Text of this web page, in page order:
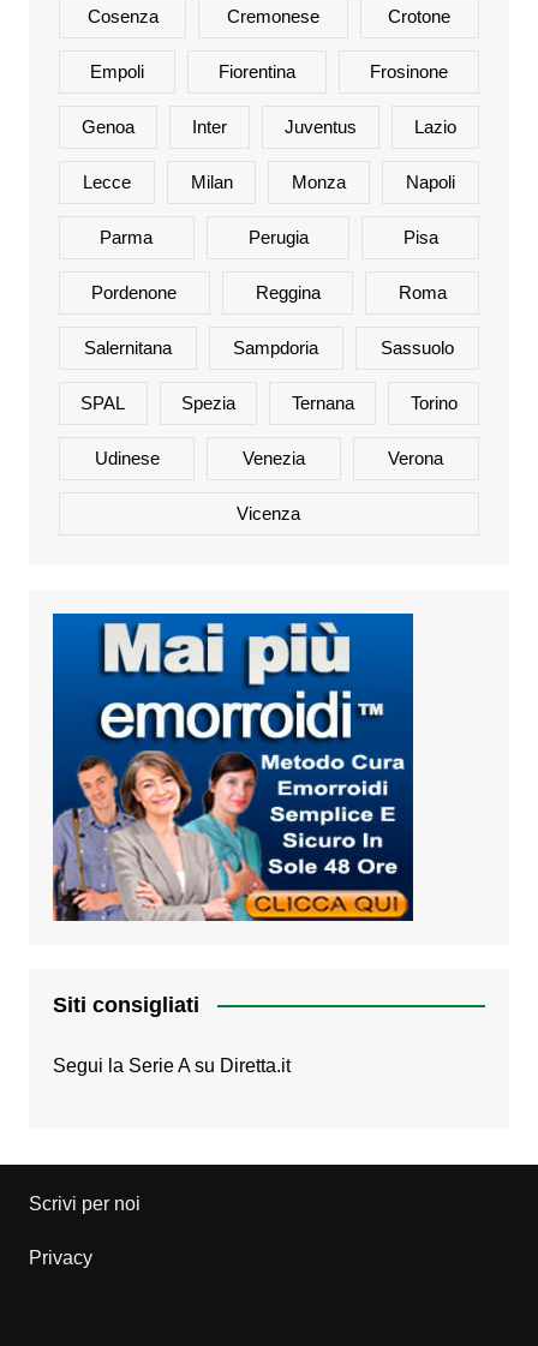
Cosenza Cremonese Crotone
Empoli Fiorentina Frosinone
Genoa Inter Juventus Lazio
Lecce Milan Monza Napoli
Parma Perugia Pisa
Pordenone Reggina Roma
Salernitana Sampdoria Sassuolo
SPAL Spezia Ternana Torino
Udinese Venezia Verona
Vicenza
Siti consigliati
Segui la Serie A su Diretta.it
Scrivi per noi
Privacy